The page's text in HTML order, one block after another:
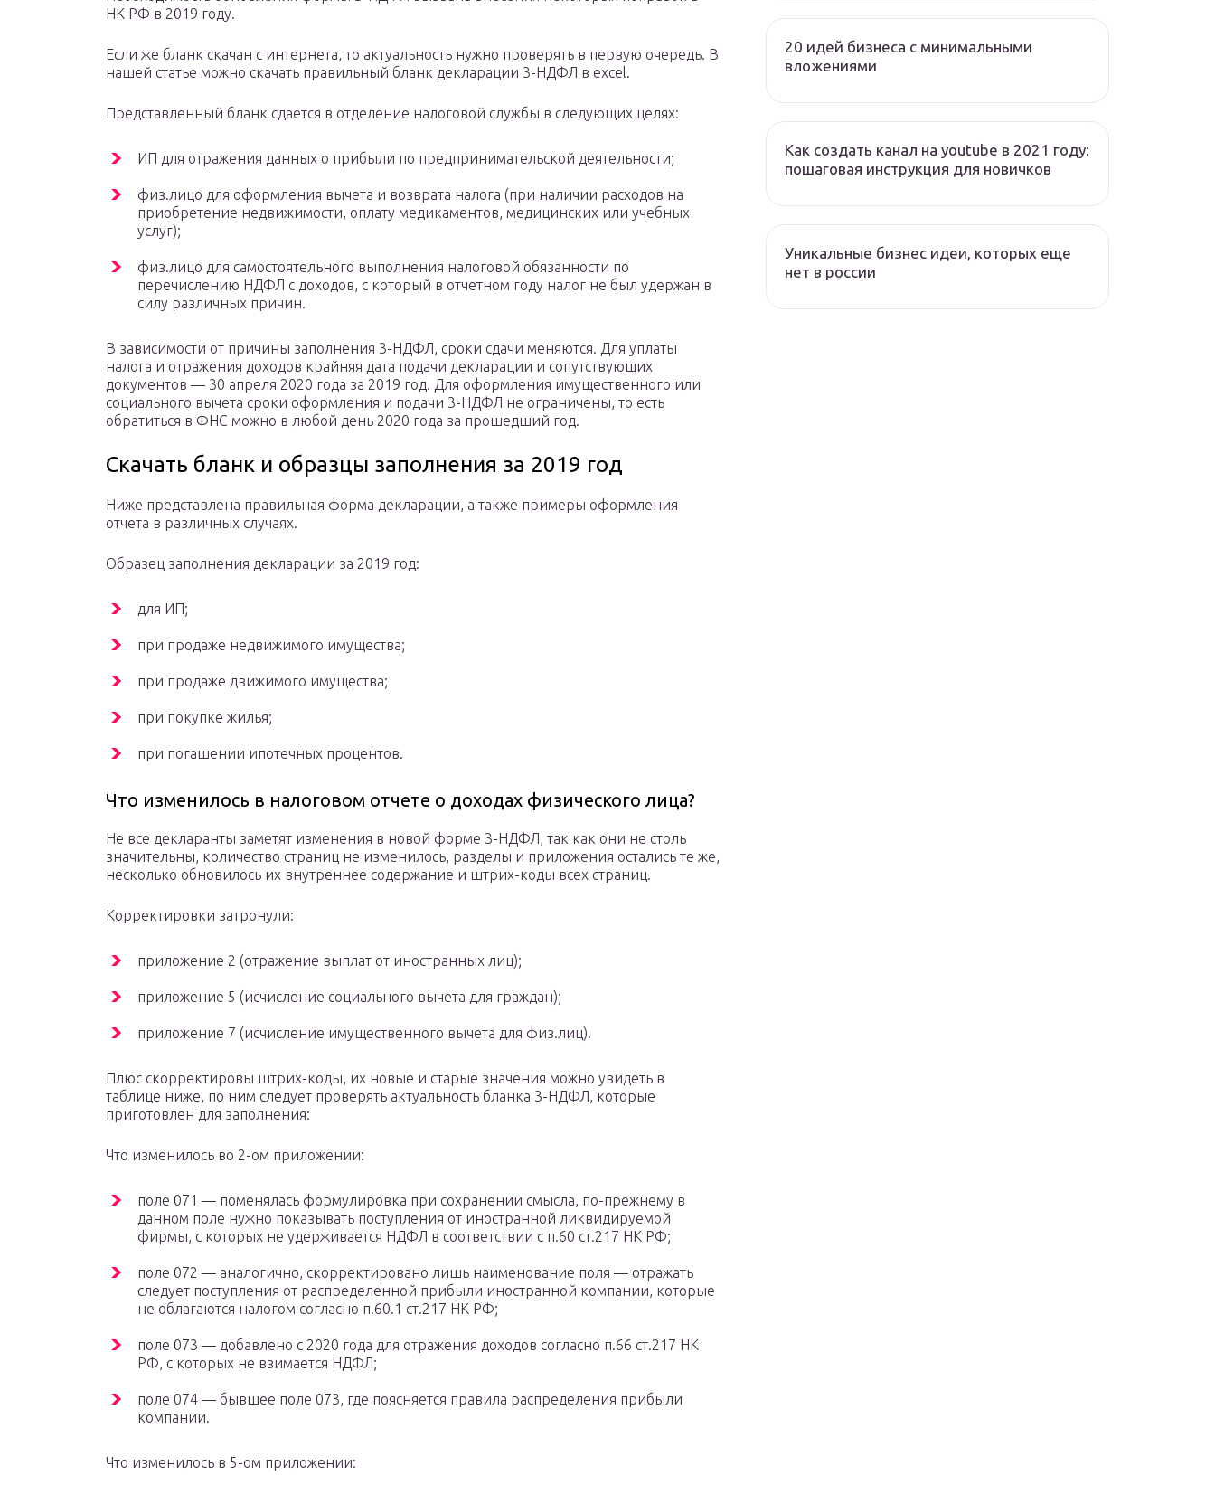
НК РФ в 2019 году.
Если же бланк скачан с интернета, то актуальность нужно проверять в первую очередь. В
нашей статье можно скачать правильный бланк декларации 3-НДФЛ в excel.
Представленный бланк сдается в отделение налоговой службы в следующих целях:
ИП для отражения данных о прибыли по предпринимательской деятельности;
физ.лицо для оформления вычета и возврата налога (при наличии расходов на
приобретение недвижимости, оплату медикаментов, медицинских или учебных
услуг);
физ.лицо для самостоятельного выполнения налоговой обязанности по
перечислению НДФЛ с доходов, с который в отчетном году налог не был удержан в
силу различных причин.
В зависимости от причины заполнения 3-НДФЛ, сроки сдачи меняются. Для уплаты
налога и отражения доходов крайняя дата подачи декларации и сопутствующих
документов — 30 апреля 2020 года за 2019 год. Для оформления имущественного или
социального вычета сроки оформления и подачи 3-НДФЛ не ограничены, то есть
обратиться в ФНС можно в любой день 2020 года за прошедший год.
Скачать бланк и образцы заполнения за 2019 год
Ниже представлена правильная форма декларации, а также примеры оформления
отчета в различных случаях.
Образец заполнения декларации за 2019 год:
для ИП;
при продаже недвижимого имущества;
при продаже движимого имущества;
при покупке жилья;
при погашении ипотечных процентов.
Что изменилось в налоговом отчете о доходах физического лица?
Не все декларанты заметят изменения в новой форме 3-НДФЛ, так как они не столь
значительны, количество страниц не изменилось, разделы и приложения остались те же,
несколько обновилось их внутреннее содержание и штрих-коды всех страниц.
Корректировки затронули:
приложение 2 (отражение выплат от иностранных лиц);
приложение 5 (исчисление социального вычета для граждан);
приложение 7 (исчисление имущественного вычета для физ.лиц).
Плюс скорректировы штрих-коды, их новые и старые значения можно увидеть в
таблице ниже, по ним следует проверять актуальность бланка 3-НДФЛ, которые
приготовлен для заполнения:
Что изменилось во 2-ом приложении:
поле 071 — поменялась формулировка при сохранении смысла, по-прежнему в
данном поле нужно показывать поступления от иностранной ликвидируемой
фирмы, с которых не удерживается НДФЛ в соответствии с п.60 ст.217 НК РФ;
поле 072 — аналогично, скорректировано лишь наименование поля — отражать
следует поступления от распределенной прибыли иностранной компании, которые
не облагаются налогом согласно п.60.1 ст.217 НК РФ;
поле 073 — добавлено с 2020 года для отражения доходов согласно п.66 ст.217 НК
РФ, с которых не взимается НДФЛ;
поле 074 — бывшее поле 073, где поясняется правила распределения прибыли
компании.
Что изменилось в 5-ом приложении:
20 идей бизнеса с минимальными
вложениями
Как создать канал на youtube в 2021 году:
пошаговая инструкция для новичков
Уникальные бизнес идеи, которых еще
нет в россии